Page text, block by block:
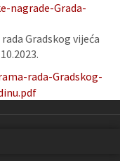
nagrade-Grada-
Gradskog vijeća
rada-Gradskog-